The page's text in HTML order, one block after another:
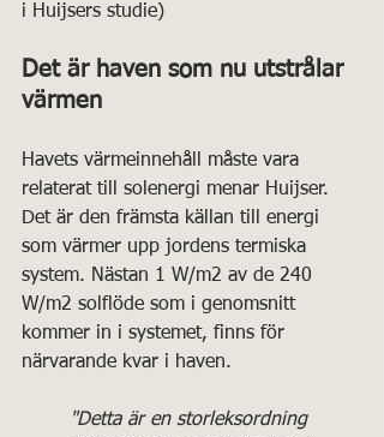
i Huijsers studie)
Det är haven som nu utstrålar
värmen
Havets värmeinnehåll måste vara
relaterat till solenergi menar Huijser.
Det är den främsta källan till energi
som värmer upp jordens termiska
system. Nästan 1 W/m2 av de 240
W/m2 solflöde som i genomsnitt
kommer in i systemet, finns för
närvarande kvar i haven.
"Detta är en storleksordning